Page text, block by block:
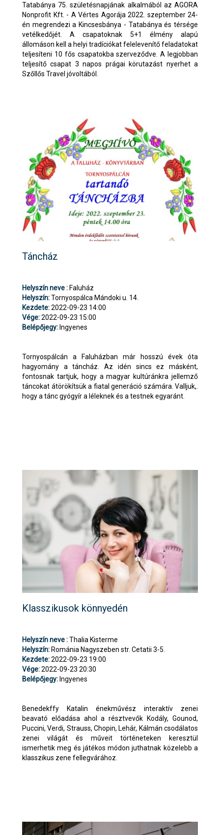
Tatabánya 75. születésnapjának alkalmából az AGORA
Nonprofit Kft. - A Vértes Agorája 2022. szeptember 24-
én megrendezi a Kincsesbánya - Tatabánya és térsége
vetélkedőjét. A csapatoknak 5+1 élmény alapú
állomáson kell a helyi tradíciókat felelevenítő feladatokat
teljesíteni 10 fős csapatokba szerveződve. A legjobban
teljesítő csapat 3 napos prágai körutazást nyerhet a
Szőllős Travel jóvoltából.
Táncház
Helyszín neve : Faluház
Helyszín:Tornyospálca Mándoki u. 14.
Kezdete:2022-09-23 14:00
Vége:2022-09-23 15:00
Belépőjegy: Ingyenes
Tornyospálcán a Faluházban már hosszú évek óta
hagyomány a táncház. Az idén sincs ez másként,
fontosnak tartjuk, hogy a magyar kultúránkra jellemző
táncokat átörökítsük a fiatal generáció számára. Valljuk,.
hogy a tánc gyógyír a léleknek és a testnek egyaránt.
Klasszikusok könnyedén
Helyszín neve :Thalia Kisterme
Helyszín: Románia Nagyszeben str. Cetatii 3-5.
Kezdete:2022-09-23 19:00
Vége:2022-09-23 20:30
Belépőjegy: Ingyenes
Benedekffy Katalin énekművész interaktív zenei
beavató előadása ahol a résztvevők Kodály, Gounod,
Puccini, Verdi, Strauss, Chopin, Lehár, Kálmán csodálatos
zenei világát és műveit történeteken keresztül
ismerhetik meg és játékos módon juthatnak közelebb a
klasszikus zene fellegvárához.